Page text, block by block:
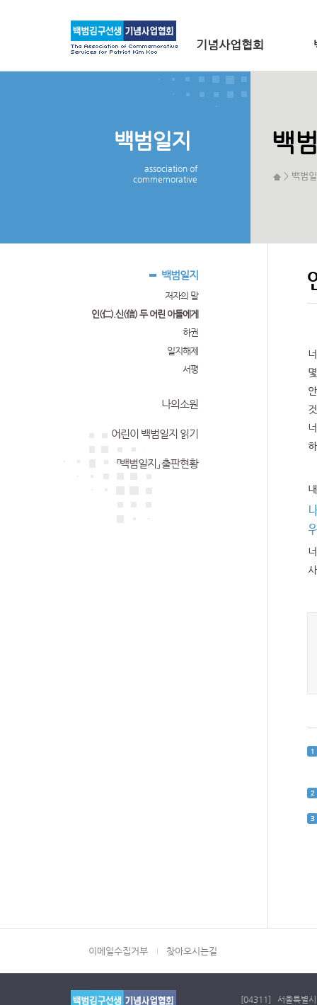
기념사업협회
백범일지
association of
commemorative
백
> 백범
백범일지
저자의 말
인(仁).신(信) 두 어린 아들에게
하권
일지해제
서평
나의소원
어린이 백범일지 읽기
「백범일지」 출판현황
이메일수집거부 찾아오시는길
[04311] 서울특별